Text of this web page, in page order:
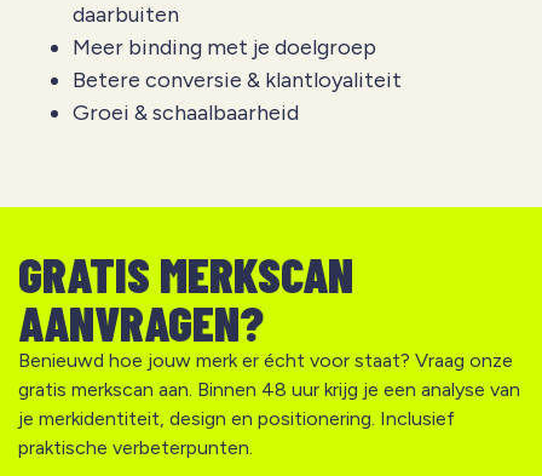
daarbuiten
Meer binding met je doelgroep
Betere conversie & klantloyaliteit
Groei & schaalbaarheid
GRATIS MERKSCAN
AANVRAGEN?
Benieuwd hoe jouw merk er écht voor staat? Vraag onze
gratis merkscan aan. Binnen 48 uur krijg je een analyse van
je merkidentiteit, design en positionering. Inclusief
praktische verbeterpunten.